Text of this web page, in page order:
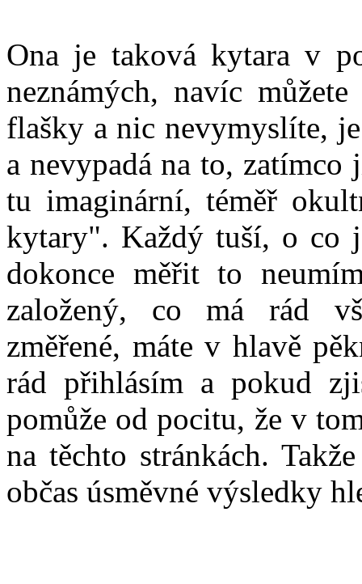
Ona je taková kytara v
neznámých, navíc
flašky a nic nevymyslíte,
a nevypadá na to, zatímco
tu imaginární, téměř
kytary". Každý tuší, o co
dokonce měřit to
založený, co má rád
změřené, máte v hlavě
rád přihlásím a pokud
pomůže od pocitu, že v
na těchto stránkách.
občas úsměvné výsledky